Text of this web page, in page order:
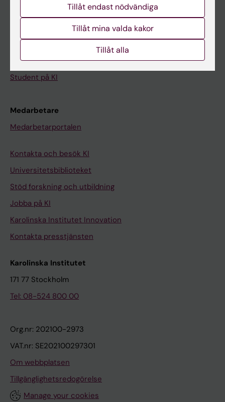
Studentmejlen
Kurs- och programwebbar
Student på KI
Medarbetare
Medarbetarportalen
Kontakta och besök KI
Universitetsbiblioteket
Stöd forskning och utbildning
Jobba på KI
Karolinska Institutet Innovation
Kontakta presstjänsten
Karolinska Institutet
171 77 Stockholm
Tel: 08-524 800 00
Org.nr: 202100-2973
VAT.nr: SE202100297301
Om webbplatsen
Tillgänglighetsredogörelse
Manage your cookies
Tillåt endast nödvändiga
Tillåt mina valda kakor
Tillåt alla